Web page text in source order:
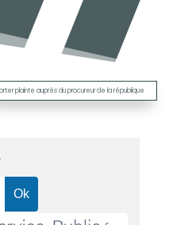
plainte auprès du procureur de la république